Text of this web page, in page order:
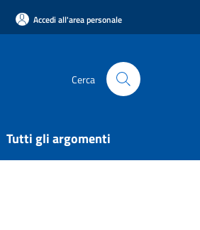
Accedi all'area personale
Cerca
Tutti gli argomenti